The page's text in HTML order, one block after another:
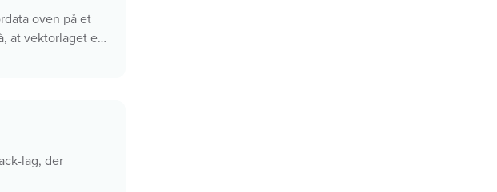
oven på et
at vektorlaget er
lag, der